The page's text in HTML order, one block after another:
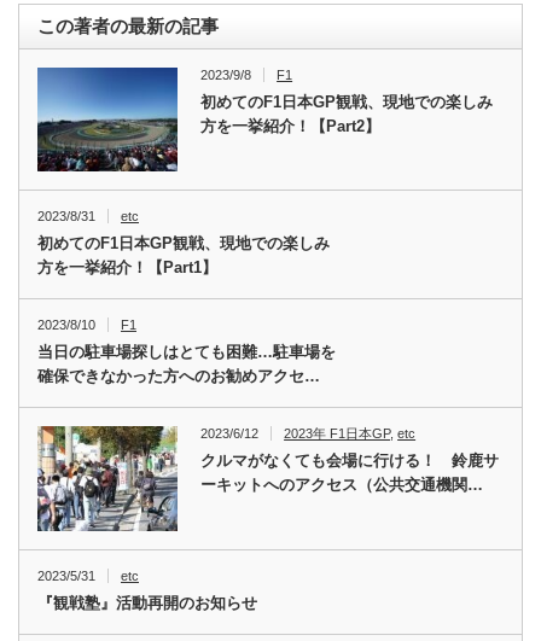
この著者の最新の記事
2023/9/8 F1
初めてのF1日本GP観戦、現地での楽しみ
方を一挙紹介！【Part2】
2023/8/31 etc
初めてのF1日本GP観戦、現地での楽しみ
方を一挙紹介！【Part1】
2023/8/10 F1
当日の駐車場探しはとても困難…駐車場を
確保できなかった方へのお勧めアクセ…
2023/6/12 2023年 F1日本GP,etc
クルマがなくても会場に行ける！ 鈴鹿サ
ーキットへのアクセス（公共交通機関…
2023/5/31 etc
『観戦塾』活動再開のお知らせ